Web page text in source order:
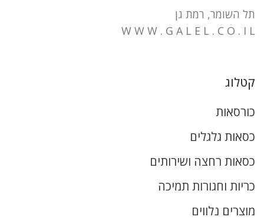
תל השומר, רמת גן
W W W . G A L E L . C O . I L
קטלוג
כורסאות
כסאות גלגלים
כסאות רחצה ושירותים
כריות וחגורות תמיכה
מוצרים נלווים